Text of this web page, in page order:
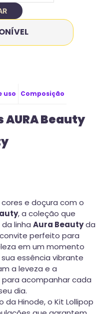
uso Composição
Beauty
e doçura com o
, a coleção que
linha Aura Beautyda
perfeito para
em um momento
essência vibrante
a leveza e a
acompanhar cada
dia.
Hinode, o Kit Lollipop